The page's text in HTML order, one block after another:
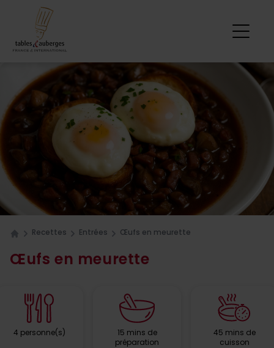
Recettes Entrées Œufs en meurette
Œufs en meurette
4 personne(s)
15 mins de
préparation
45 mins de
cuisson